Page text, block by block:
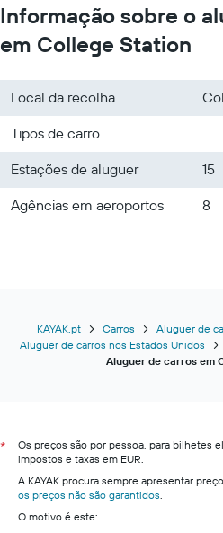
Informação sobre o
em College Station
Local da recolha
Tipos de carro
Estações de aluguer
15
Agências em aeroportos
8
KAYAK.pt Carros
Aluguer de
Aluguer de carros nos Estados Unidos
Aluguer de carros em
*
Os preços são por pessoa, para bilhetes
impostos e taxas em EUR.
A KAYAK procura sempre apresentar
os preços não são garantidos
O motivo é este: